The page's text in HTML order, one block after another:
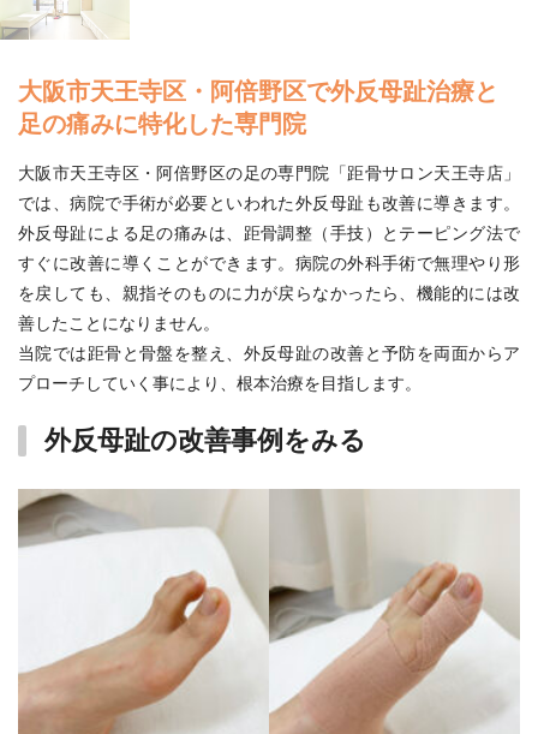
大阪市天王寺区・阿倍野区で外反母趾治療と
足の痛みに特化した専門院
大阪市天王寺区・阿倍野区の足の専門院「距骨サロン天王寺店」
では、病院で手術が必要といわれた外反母趾も改善に導きます。
外反母趾による足の痛みは、距骨調整（手技）とテーピング法で
すぐに改善に導くことができます。病院の外科手術で無理やり形
を戻しても、親指そのものに力が戻らなかったら、機能的には改
善したことになりません。
当院では距骨と骨盤を整え、外反母趾の改善と予防を両面からア
プローチしていく事により、根本治療を目指します。
外反母趾の改善事例をみる